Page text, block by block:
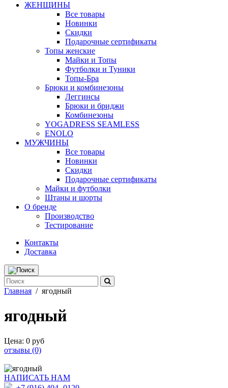
ЖЕНЩИНЫ
Все товары
Новинки
Скидки
Подарочные сертификаты
Топы женские
Майки и Топы
Футболки и Туники
Топы-Бра
Брюки и комбинезоны
Леггинсы
Брюки и бриджи
Комбинезоны
YOGADRESS SEAMLESS
ENOLO
МУЖЧИНЫ
Все товары
Новинки
Скидки
Подарочные сертификаты
Майки и футболки
Штаны и шорты
О бренде
Производство
Тестирование
Контакты
Доставка
Главная / ягодный
ягодный
Цена: 0 руб
отзывы (0)
НАПИСАТЬ НАМ